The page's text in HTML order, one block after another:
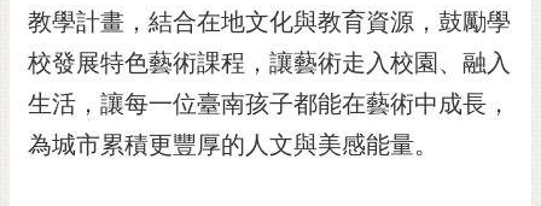
市
府
交
通
置
教學計畫，結合在地文化與教育資源，鼓勵學
校發展特色藝術課程，讓藝術走入校園、融入
生活，讓每一位臺南孩子都能在藝術中成長，
為城市累積更豐厚的人文與美感能量。